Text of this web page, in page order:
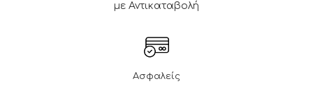
με Αντικαταβολή
Ασφαλείς